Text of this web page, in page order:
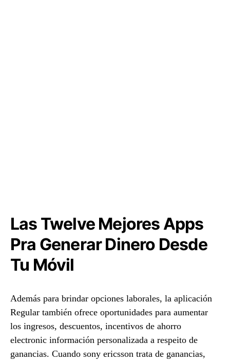
Las Twelve Mejores Apps
Pra Generar Dinero Desde
Tu Móvil
Además para brindar opciones laborales, la aplicación
Regular también ofrece oportunidades para aumentar
los ingresos, descuentos, incentivos de ahorro
electronic información personalizada a respeito de
ganancias. Cuando sony ericsson trata de ganancias,